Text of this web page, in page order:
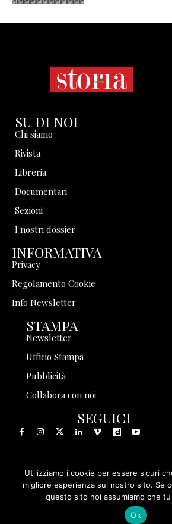
SU DI NOI
Chi siamo
Rivista
Libreria
Documentari
Sezioni
I nostri dossier
INFORMATIVA
Privacy
Regolamento Cookie
Info Newsletter
STAMPA
Newsletter
Ufficio Stampa
Pubblicità
Collabora con noi
SEGUICI
© 1999 - 2025 Storia in Rete Srl -
IVA 08570971005
Utilizziamo i cookie per essere sicuri
migliore esperienza sul nostro sito. Se
questo sito noi assumiamo che
Ok